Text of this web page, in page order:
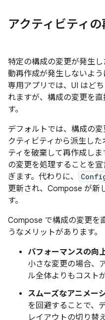
アクティビティ
特定の構成の変更が発生
動再作成が発生しないよ
専用アプリでは、UI はど
れますが、構成の変更を
す。
デフォルトでは、構成の
クティビティから派生し
ティを破棄して再作成し
の変更を処理することを
ぎます。代わりに、
更新され、Compose が新
す。
Compose で構成の変更を
うなメリットがあります。
パフォーマンスの向
小さな変更の場合、
ル全体よりもコスト
スムーズなアニメー
を回避することで、
レイアウトの切り替